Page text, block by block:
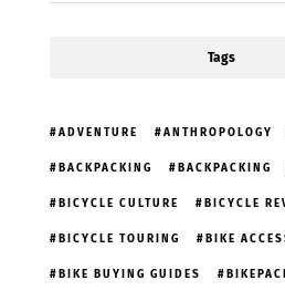
Tags
ADVENTURE ANTHROPOLOGY
BACKPACKING BACKPACKING
BICYCLE CULTURE BICYCLE
BICYCLE TOURING BIKE
BIKE BUYING GUIDES